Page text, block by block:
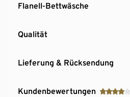
Flanell-Bettwäsche
Qualität
Lieferung & Rücksendung
Kundenbewertungen